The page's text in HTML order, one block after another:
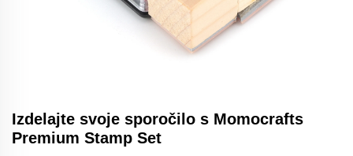
Izdelajte svoje sporočilo s Momocrafts
Premium Stamp Set